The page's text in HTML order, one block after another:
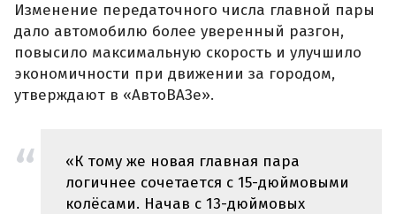
Изменение передаточного числа главной пары
дало автомобилю более уверенный разгон,
повысило максимальную скорость и улучшило
экономичности при движении за городом,
утверждают в «АвтоВАЗе».
«К тому же новая главная пара
логичнее сочетается с 15-дюймовыми
колёсами. Начав с 13-дюймовых